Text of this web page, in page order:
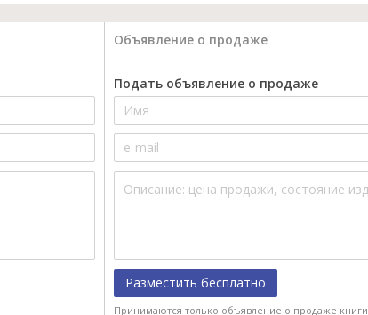
Объявление о продаже
Подать объявление о продаже
Разместить бесплатно
Принимаются только объявление о продаже книги.